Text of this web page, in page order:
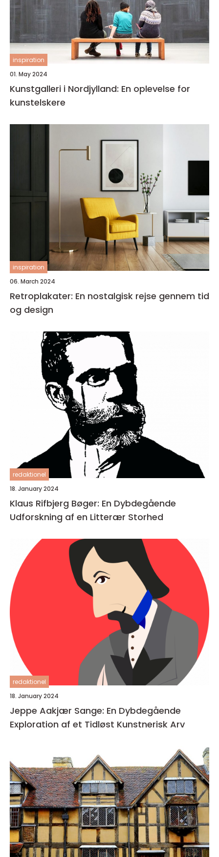
inspiration
01. May 2024
Kunstgalleri i Nordjylland: En oplevelse for
kunstelskere
inspiration
06. March 2024
Retroplakater: En nostalgisk rejse gennem tid
og design
redaktionel
18. January 2024
Klaus Rifbjerg Bøger: En Dybdegående
Udforskning af en Litterær Storhed
redaktionel
18. January 2024
Jeppe Aakjær Sange: En Dybdegående
Exploration af et Tidløst Kunstnerisk Arv